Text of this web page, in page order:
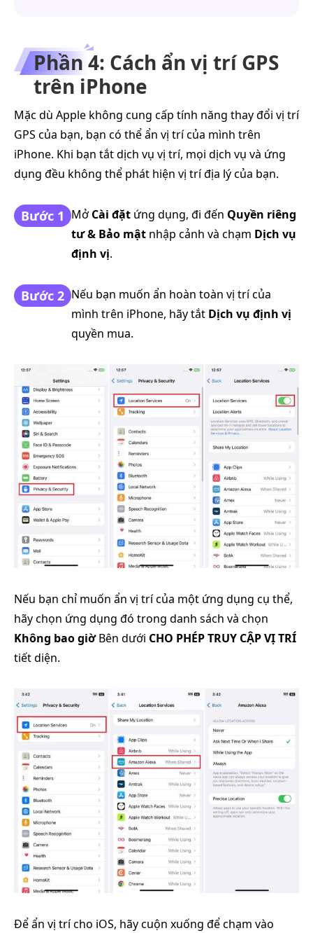
Phần 4: Cách ẩn vị trí GPS
trên iPhone
Mặc dù Apple không cung cấp tính năng thay đổi vị trí
GPS của bạn, bạn có thể ẩn vị trí của mình trên
iPhone. Khi bạn tắt dịch vụ vị trí, mọi dịch vụ và ứng
dụng đều không thể phát hiện vị trí địa lý của bạn.
Bước 1 MởCài đặt ứng dụng, đi đến Quyền riêng
tư & Bảo mật nhập cảnh và chạm Dịch vụ
định vị.
Bước 2 Nếu bạn muốn ẩn hoàn toàn vị trí của
mình trên iPhone, hãy tắt Dịch vụ định vị
quyền mua.
Nếu bạn chỉ muốn ẩn vị trí của một ứng dụng cụ thể,
hãy chọn ứng dụng đó trong danh sách và chọn
Không bao giờBên dưới CHO PHÉP TRUY CẬP VỊ TRÍ
tiết diện.
Để ẩn vị trí cho iOS, hãy cuộn xuống để chạm vào